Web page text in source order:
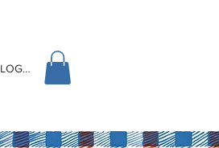
LOG IN